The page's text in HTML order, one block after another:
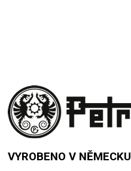
VYROBENO V NĚMECKU